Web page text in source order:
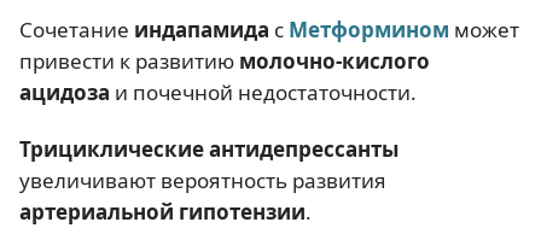
Сочетание индапамида с Метформином может
привести к развитию молочно-кислого
ацидоза и почечной недостаточности.
Трициклические антидепрессанты
увеличивают вероятность развития
артериальной гипотензии.